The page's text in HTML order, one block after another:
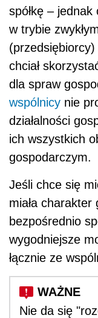
spółkę –
w trybie
chciał
dla spraw
wspólnicy nie
działalności
ich wszystkich
gospodarczym.
Jeśli chce się
miała
bezpośrednio
wygodniejsze
łącznie ze
Nie da się